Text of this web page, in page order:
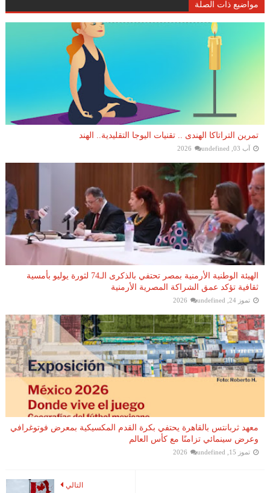
مواضيع ذات الصلة
تمرين التراتاكا الهندى .. تقنيات اليوجا التقليدية.. الهند
آب 03, 2026 undefined
الهيئة الوطنية الأرمنية بمصر تحتفي بالذكرى الـ74 لثورة يوليو بأمسية
ثقافية تؤكد عمق الشراكة المصرية الأرمنية
تموز 24, 2026 undefined
معهد ثربانتس بالقاهرة يحتفي بكرة القدم المكسيكية بمعرض فوتوغرافي
وعرض سينمائي تزامنًا مع كأس العالم
تموز 15, 2026 undefined
التالي